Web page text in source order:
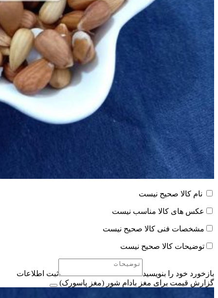
نام کالا صحیح نیست
عکس های کالا مناسب نیست
مشخصات فنی کالا صحیح نیست
توضیحات کالا صحیح نیست
بازخورد خود را بنویسید
ثبت اطلاعات
گزارش قیمت برای مغز بادام شور (مغز پاسورک)